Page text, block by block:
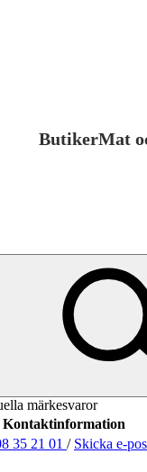
ButikerMat
märkesvaror
Kontaktinformation
35 21 01 / Skicka e-